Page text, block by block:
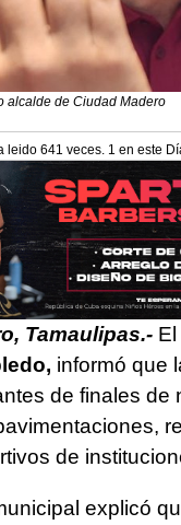
alcalde de Ciudad Madero
leido 641 veces. 1 en este
Tamaulipas.- El
informó que
de finales
de
explicó